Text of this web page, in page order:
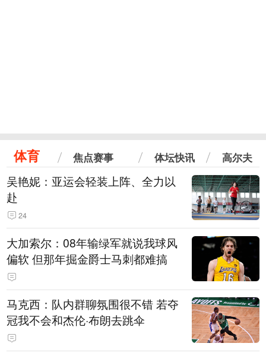
体育 焦点赛事 体坛快讯 高尔夫
吴艳妮：亚运会轻装上阵、全力以
赴
24
大加索尔：08年输绿军就说我球风
偏软 但那年掘金爵士马刺都难搞
马克西：队内群聊氛围很不错 若夺
冠我不会和杰伦·布朗去跳伞